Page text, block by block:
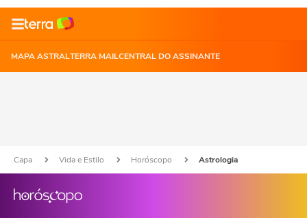
MAPA ASTRALTERRA MAILCENTRAL DO ASSINANTE
Capa Vida e Estilo Horóscopo Astrologia